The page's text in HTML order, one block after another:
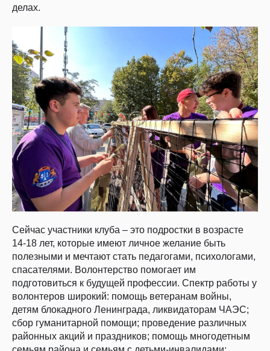
делах.
Сейчас участники клуба – это подростки в возрасте
14-18 лет, которые имеют личное желание быть
полезными и мечтают стать педагогами, психологами,
спасателями. Волонтерство помогает им
подготовиться к будущей профессии. Спектр работы у
волонтеров широкий: помощь ветеранам войны,
детям блокадного Ленинграда, ликвидаторам ЧАЭС;
сбор гуманитарной помощи; проведение различных
районных акций и праздников; помощь многодетным